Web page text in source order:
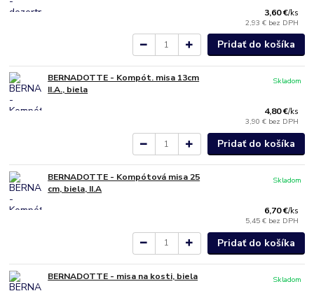
3,60 €/ks
2,93 € bez DPH
Pridať do košíka
BERNADOTTE - Kompót. misa 13cm
II.A., biela
4,80 €/ks
3,90 € bez DPH
Skladom
Pridať do košíka
BERNADOTTE - Kompótová misa 25
cm, biela, II.A
6,70 €/ks
5,45 € bez DPH
Skladom
Pridať do košíka
BERNADOTTE - misa na kosti, biela
Skladom